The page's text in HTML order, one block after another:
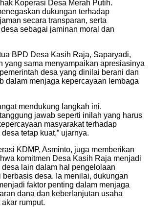
Koperasi Desa Merah Putih.
dukungan terhadap
secara transparan, serta
sebagai jaminan moral dan
BPD Desa Kasih Raja, Saparyadi,
yang sama menyampaikan apresiasinya
desa yang dinilai berani dan
dalam menjaga kepercayaan lembaga
mendukung langkah ini.
jawab seperti inilah yang harus
masyarakat terhadap
tetap kuat,” ujarnya.
KDMP, Asminto, juga memberikan
komitmen Desa Kasih Raja menjadi
lain dalam hal pengelolaan
berbasis desa. Ia menilai, dukungan
faktor penting dalam menjaga
dana dan keberlanjutan usaha
rumput.